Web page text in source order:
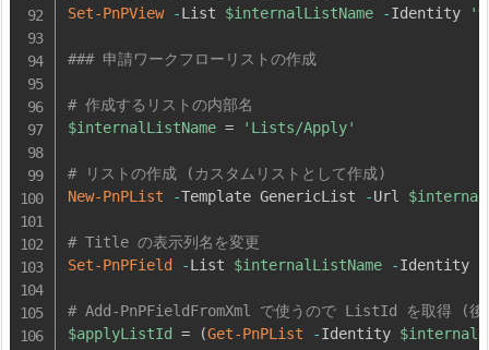
Set-PnPView
-List $internalListName -Identity '
### 申請ワークフローリストの作成
# 作成するリストの内部名
$internalListName = 'Lists/Apply'
# リストの作成 (カスタムリストとして作成)
New-PnPList
-Template GenericList -Url
# Title の表示列名を変更
Set-PnPField
-List $internalListName -Identity
# Add-PnPFieldFromXml で使うので ListId を取得 (後
$applyListId
= (Get-PnPList -Identity